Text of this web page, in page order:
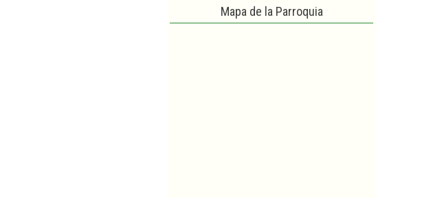
Mapa de la Parroquia